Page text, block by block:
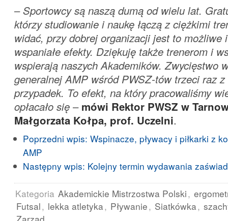
– Sportowcy są naszą dumą od wielu lat.
którzy studiowanie i naukę łączą z ciężkimi
widać, przy dobrej organizacji jest to możliwe
wspaniałe efekty. Dziękuję także trenerom i
wspierają naszych Akademików. Zwycięstwo
generalnej AMP wśród PWSZ-tów trzeci raz
przypadek. To efekt, na który pracowaliśmy
opłacało się – mówi Rektor PWSZ w
Małgorzata Kołpa, prof. Uczelni.
Poprzedni wpis: Wspinacze, pływacy i piłkarki z
AMP
Następny wpis: Kolejny termin wydawania
Kategoria Akademickie Mistrzostwa Polski,
Futsal, lekka atletyka, Pływanie, Siatkówka,